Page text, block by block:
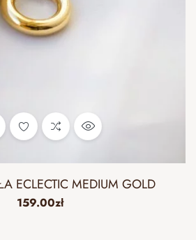
ECLECTIC MEDIUM GOLD
159.00zł